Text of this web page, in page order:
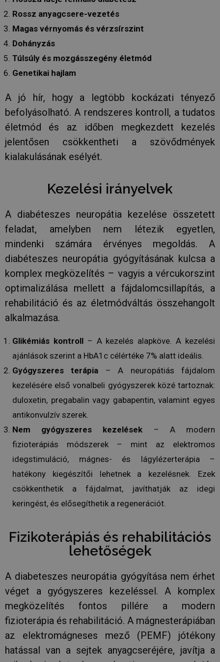
Rossz anyagcsere-vezetés
Magas vérnyomás és vérzsírszint
Dohányzás
Túlsúly és mozgásszegény életmód
Genetikai hajlam
A jó hír, hogy a legtöbb kockázati tényező
befolyásolható. A rendszeres kontroll, a tudatos
életmód és az időben megkezdett kezelés
jelentősen csökkentheti a szövődmények
kialakulásának esélyét.
Kezelési irányelvek
A diabéteszes neuropátia kezelése összetett
feladat, amelyben nem létezik egyetlen,
mindenki számára érvényes megoldás. A
diabéteszes neuropátia gyógyításának kulcsa a
komplex megközelítés – vagyis a vércukorszint
optimalizálása mellett a fájdalomcsillapítás, a
rehabilitáció és az életmódváltás összehangolt
alkalmazása.
Glikémiás kontroll – A kezelés alapköve. A kezelési
ajánlások szerint a HbA1c célértéke 7% alatt ideális.
Gyógyszeres terápia – A neuropátiás fájdalom
kezelésére első vonalbeli gyógyszerek közé tartoznak:
duloxetin, pregabalin vagy gabapentin, valamint egyes
antikonvulzív szerek.
Nem gyógyszeres kezelések
–
A modern
fizioterápiás módszerek – mint az elektromos
idegstimuláció, mágnes- és lágylézerterápia –
hatékony kiegészítői lehetnek a kezelésnek. Ezek
csökkenthetik a fájdalmat, javíthatják az idegi
keringést, és elősegíthetik a regenerációt.
Fizikoterápiás és rehabilitációs
lehetőségek
A diabeteszes neuropátia gyógyítása nem érhet
véget a gyógyszeres kezeléssel. A komplex
megközelítés fontos pillére a modern
fizioterápia és rehabilitáció. A mágnesterápiában
az elektromágneses mező (PEMF) jótékony
hatással van a sejtek anyagcseréjére, javítja a
Elengedhetetlenül szükséges
Célzás
Funkcionalitás Besorolatlan
Az elengedhetetlenül szükséges sütik lehetővé teszik
bejelentkezést és a fiókkezelést. A weboldal nem
szükséges sütik nélkül.
NÉV
/DOMAIN
LEJÁRAT
_GRECAPTCHA
Google LLC
6 hónap
VISITOR_PRIVACY_METADATA
receive-cookie-deprecation
.hit.gemius.pl
1 év 1
humanmedical.eu
CookieScriptConsent
CookieScript
.humanmedical.eu
3 hónap
NÉV
SZOLGÁLTATÓ
DOMAIN
LEJÁRAT LEÍRÁS
hónap
Google
használja a
NÉV
SZOLGÁLTATÓ
/DOMAIN
LEJÁRAT LEÍRÁS
test_cookie
Google LLC
.doubleclick.net
15 perc
Ezt a
állítja be
Google
NÉV
SZOLGÁLTATÓ
/DOMAIN
LEJÁRAT
_hjSession_2847769 .humanmedical.eu
30 perc
_hjSessionUser_2847769
.humanmedical.eu 1 év
Google
Privacy Policy